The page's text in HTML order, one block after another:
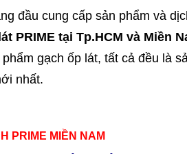
đầu cung cấp sản phẩm và
PRIME tại Tp.HCM và Miền
gạch ốp lát, tất cả đều là
nhất.
PRIME MIỀN NAM